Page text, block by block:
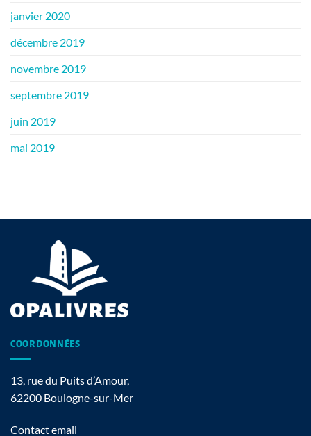
janvier 2020
décembre 2019
novembre 2019
septembre 2019
juin 2019
mai 2019
COORDONNÉES
13, rue du Puits d’Amour,
62200 Boulogne-sur-Mer
Contact email